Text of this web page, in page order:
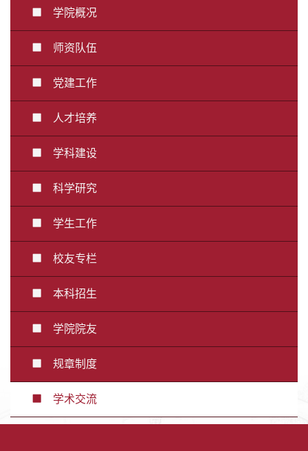
学院概况
师资队伍
党建工作
人才培养
学科建设
科学研究
学生工作
校友专栏
本科招生
学院院友
规章制度
学术交流